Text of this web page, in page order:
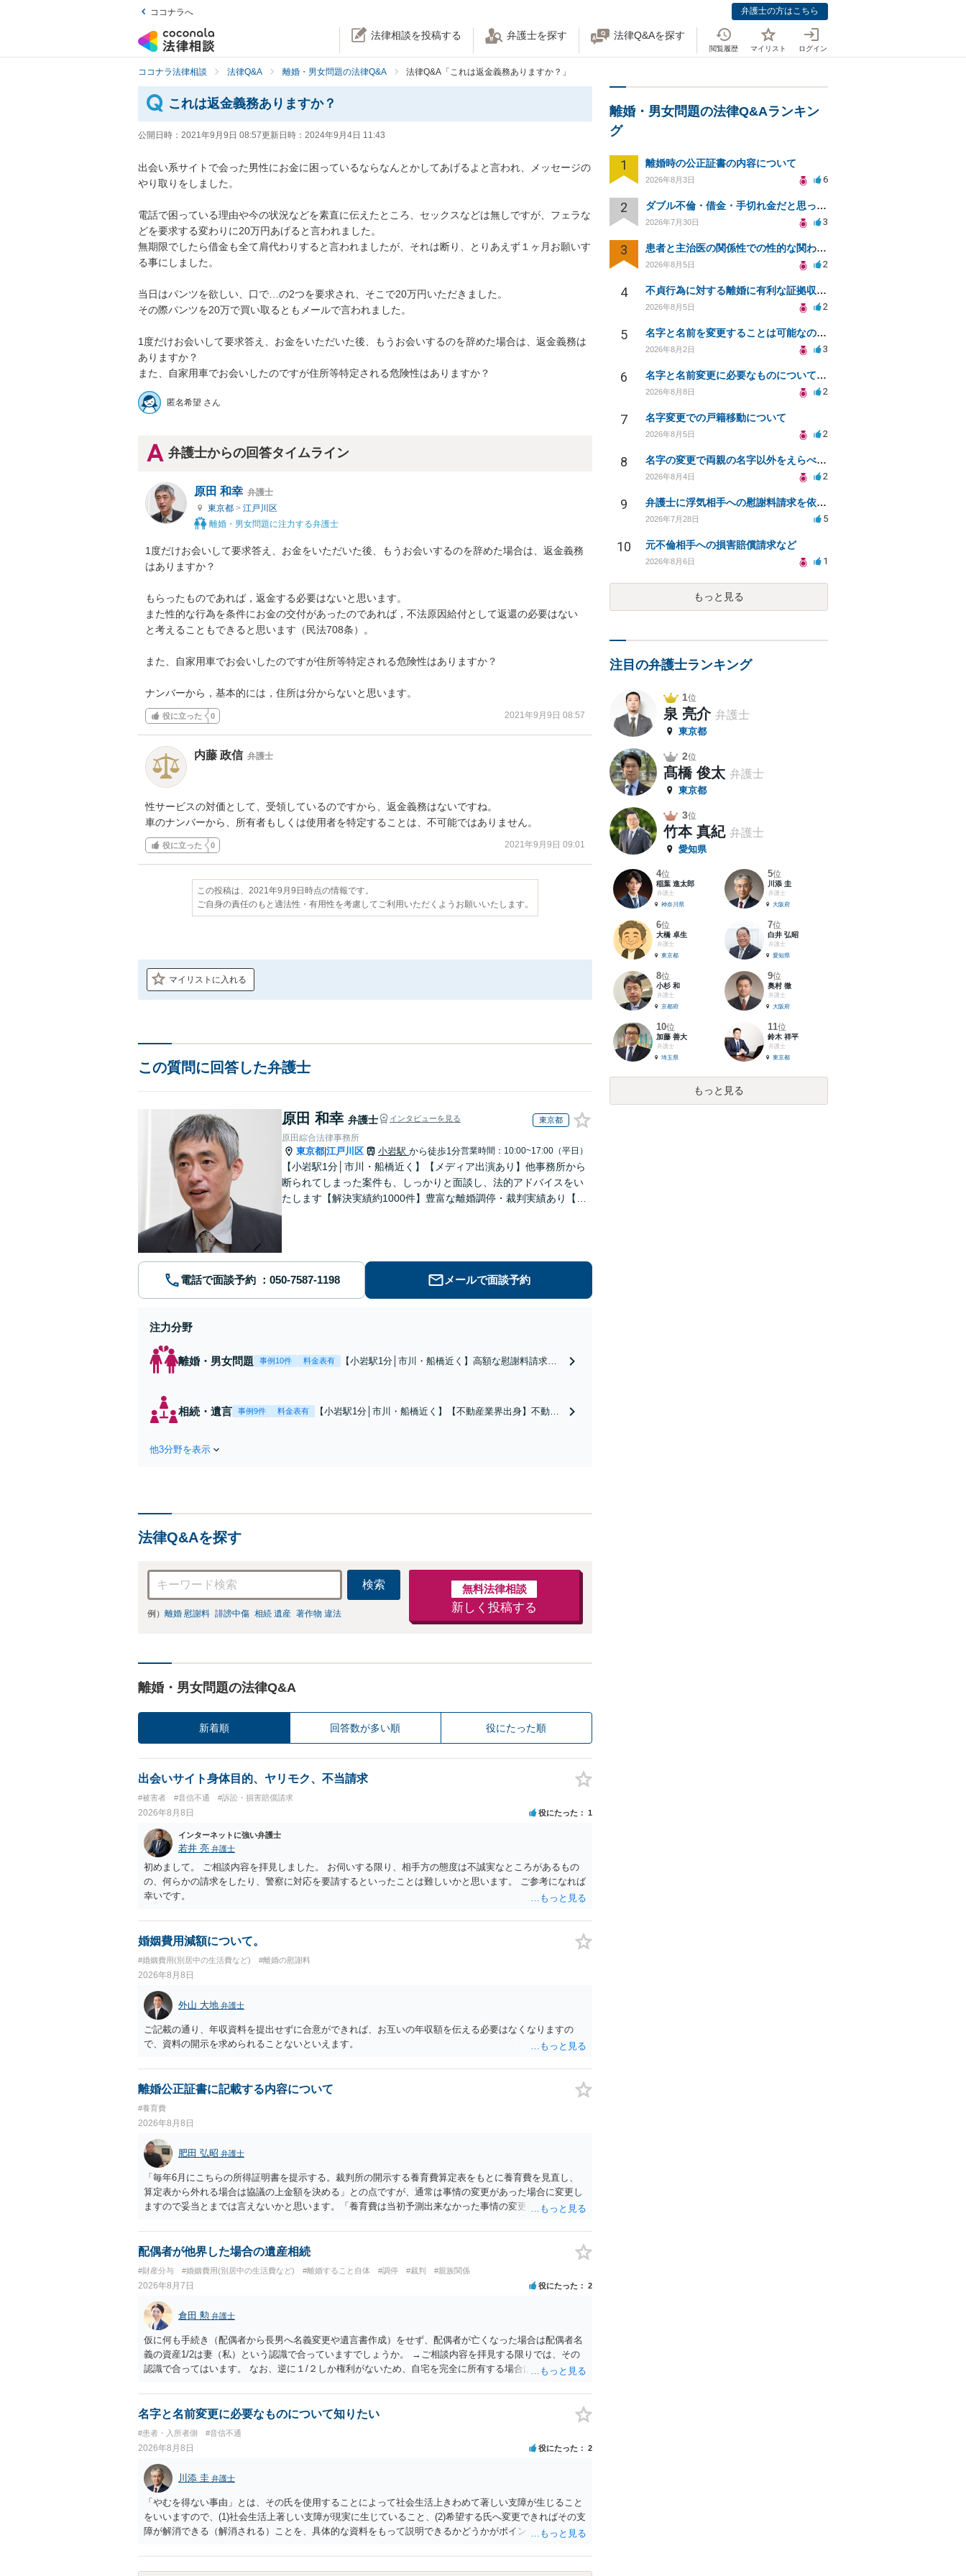
ココナラへ 弁護士の方はこちら
法律相談を投稿する 弁護士を探す 法律Q&Aを探す
閲覧履歴 マイリスト ログイン
ココナラ法律相談 法律Q&A 離婚・男女問題の法律Q&A 法律Q&A「これは返金義務ありますか？」
これは返金義務ありますか？
公開日時： 2021年9月9日 08:57更新日時： 2024年9月4日 11:43
出会い系サイトで会った男性にお金に困っているならなんとかしてあげるよと言われ、メッセージの
やり取りをしました。
電話で困っている理由や今の状況などを素直に伝えたところ、セックスなどは無しですが、フェラな
どを要求する変わりに20万円あげると言われました。
無期限でしたら借金も全て肩代わりすると言われましたが、それは断り、とりあえず１ヶ月お願いす
る事にしました。
当日はパンツを欲しい、口で…の2つを要求され、そこで20万円いただきました。
その際パンツを20万で買い取るともメールで言われました。
1度だけお会いして要求答え、お金をいただいた後、もうお会いするのを辞めた場合は、返金義務は
ありますか？
また、自家用車でお会いしたのですが住所等特定される危険性はありますか？
匿名希望 さん
弁護士からの回答タイムライン
原田 和幸 弁護士
東京都 > 江戸川区
離婚・男女問題に注力する弁護士
1度だけお会いして要求答え、お金をいただいた後、もうお会いするのを辞めた場合は、返金義務
はありますか？
もらったものであれば，返金する必要はないと思います。
また性的な行為を条件にお金の交付があったのであれば，不法原因給付として返還の必要はない
と考えることもできると思います（民法708条）。
また、自家用車でお会いしたのですが住所等特定される危険性はありますか？
ナンバーから，基本的には，住所は分からないと思います。
役に立った 0 2021年9月9日 08:57
内藤 政信 弁護士
性サービスの対価として、受領しているのですから、返金義務はないですね。
車のナンバーから、所有者もしくは使用者を特定することは、不可能ではありません。
役に立った 0 2021年9月9日 09:01
この投稿は、2021年9月9日時点の情報です。
ご自身の責任のもと適法性・有用性を考慮してご利用いただくようお願いいたします。
マイリストに入れる
この質問に回答した弁護士
原田 和幸 弁護士 インタビューを見る 東京都
原田綜合法律事務所
東京都 江戸川区 小岩駅 から徒歩1分営業時間：10:00~17:00（平日）
【小岩駅1分│市川・船橋近く】【メディア出演あり】他事務所から
断られてしまった案件も、しっかりと面談し、法的アドバイスをい
たします【解決実績約1000件】豊富な離婚調停・裁判実績あり【不
電話で面談予約 メールで面談予約
注力分野
離婚・男女問題 事例10件 料金表有
【小岩駅1分│市川・船橋近く】高額な慰謝料請求の
家の財産分与に対応！離婚に関するお悩みは、お気
軽にご相談ください【メディア出演】【早朝・夜間
相続・遺言 事例9件 料金表有
【小岩駅1分│市川・船橋近く】【不動産業界出身】不動産
他3分野を表示
法律Q&Aを探す
検索
例） 離婚 慰謝料 誹謗中傷 相続 遺産 著作物 違法
無料法律相談
新しく投稿する
離婚・男女問題の法律Q&A
新着順 回答数が多い順 役にたった順
出会いサイト身体目的、ヤリモク、不当請求
#被害者 #音信不通 #訴訟・損害賠償請求
2026年8月8日 役にたった 1
インターネットに強い弁護士
若井 亮 弁護士
初めまして。 ご相談内容を拝見しました。 お伺いする限り、相手方の態度は不誠実なところがあるもの
の、何らかの請求をしたり、警察に対応を要請するといったことは難しいかと思います。 ご参考になれば
幸いです。
婚姻費用減額について。
#婚姻費用(別居中の生活費など) #離婚の慰謝料
2026年8月8日
外山 大地 弁護士
ご記載の通り、年収資料を提出せずに合意ができれば、お互いの年収額を伝える必要はなくなりますの
で、資料の開示を求められることないといえます。
離婚公正証書に記載する内容について
#養育費
2026年8月8日
肥田 弘昭 弁護士
「毎年6月にこちらの所得証明書を提示する。裁判所の開示する養育費算定表をもとに養育費を見直し、
算定表から外れる場合は協議の上金額を決める」との点ですが、通常は事情の変更があった場合に変更し
ますので妥当とまでは言えないかと思います。「養育費は当初予測出来なかった事情の変更により双方協
く事になり、上記のような文言が無くても養育費の見直しは適宜出来るかと思うのですが違うのでしょう
か？との点はそのとおりかと思います。養育費は事情の変更があった場合に変更するので毎年見直すこと
配偶者が他界した場合の遺産相続
#財産分与 #婚姻費用(別居中の生活費など) #離婚すること自体 #調停 #裁判 #親族関係
2026年8月7日 役にたった 2
倉田 勲 弁護士
仮に何も手続き（配偶者から長男へ名義変更や遺言書作成）をせず、配偶者が亡くなった場合は配偶者名
義の資産1/2は妻（私）という認識で合っていますでしょうか。 →ご相談内容を拝見する限りでは、その
認識で合ってはいます。 なお、逆に１/２しか権利がないため、自宅を完全に所有する場合は、他の相続
名字と名前変更に必要なものについて知りたい
#患者・入所者側 #音信不通
2026年8月8日 役にたった 2
川添 圭 弁護士
「やむを得ない事由」とは、その氏を使用することによって社会生活上きわめて著しい支障が生じること
をいいますので、(1)社会生活上著しい支障が現実に生じていること、(2)希望する氏へ変更できればその支
障が解消できる（解消される）ことを、具体的な資料をもって説明できるかどうかがポイントです。 記録
出することが必要になります。「フラッシュバック」とのことなので、例えば、医学上確立されているPT
離婚・男女問題の法律Q&Aランキン
グ
1 離婚時の公正証書の内容について
2026年8月3日 6
2 ダブル不倫・借金・手切れ金だと思っていたお金を1年後いまさら脅迫罪として通知書が来てまとめて請求
2026年7月30日 3
3 患者と主治医の関係性での性的な関わりからのトラブル
2026年8月5日 2
4 不貞行為に対する離婚に有利な証拠収集方法と法的手続きについて
2026年8月5日 2
5 名字と名前を変更することは可能なのか？
2026年8月2日 3
6 名字と名前変更に必要なものについて知りたい
2026年8月8日 2
7 名字変更での戸籍移動について
2026年8月5日 2
8 名字の変更で両親の名字以外をえらべるのか？
2026年8月4日 2
9 弁護士に浮気相手への慰謝料請求を依頼する費用相場は？
2026年7月28日 5
10 元不倫相手への損害賠償請求など
2026年8月6日 1
もっと見る
注目の弁護士ランキング
1位
泉 亮介 弁護士
東京都
2位
髙橋 俊太 弁護士
東京都
3位
竹本 真紀 弁護士
愛知県
4位
稲葉 進太郎
弁護士
神奈川県
5位
川添 圭
弁護士
大阪府
6位
大橋 卓生
弁護士
東京都
7位
白井 弘昭
弁護士
愛知県
8位
小杉 和
弁護士
京都府
9位
奥村 徹
弁護士
大阪府
10位
加藤 善大
弁護士
埼玉県
11位
鈴木 祥平
弁護士
東京都
もっと見る